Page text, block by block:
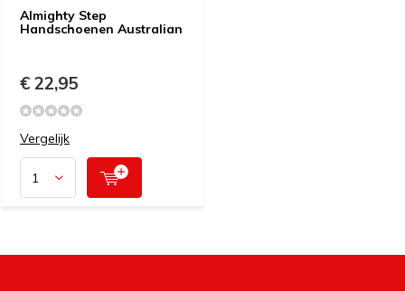
Almighty Step
Handschoenen Australian
€ 22,95
Vergelijk